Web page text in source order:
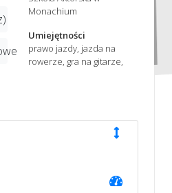
Monachium
Umiejętności
prawo jazdy, jazda na
rowerze, gra na gitarze,